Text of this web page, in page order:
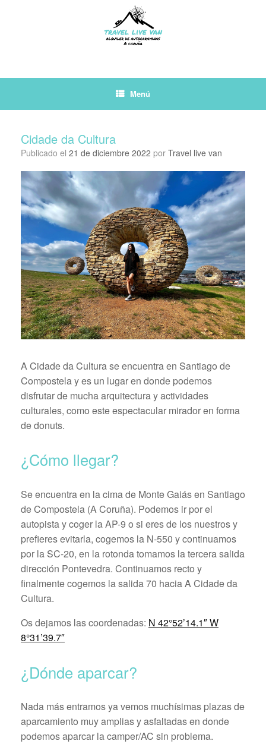
Menú
Cidade da Cultura
Publicado el 21 de diciembre 2022 por Travel live van
A Cidade da Cultura se encuentra en Santiago de
Compostela y es un lugar en donde podemos
disfrutar de mucha arquitectura y actividades
culturales, como este espectacular mirador en forma
de donuts.
¿Cómo llegar?
Se encuentra en la cima de Monte Gaiás en Santiago
de Compostela (A Coruña). Podemos ir por el
autopista y coger la AP-9 o si eres de los nuestros y
prefieres evitarla, cogemos la N-550 y continuamos
por la SC-20, en la rotonda tomamos la tercera salida
dirección Pontevedra. Continuamos recto y
finalmente cogemos la salida 70 hacia A Cidade da
Cultura.
Os dejamos las coordenadas: N 42°52’14.1″ W
8°31’39.7″
¿Dónde aparcar?
Nada más entramos ya vemos muchísimas plazas de
aparcamiento muy amplias y asfaltadas en donde
podemos aparcar la camper/AC sin problema.